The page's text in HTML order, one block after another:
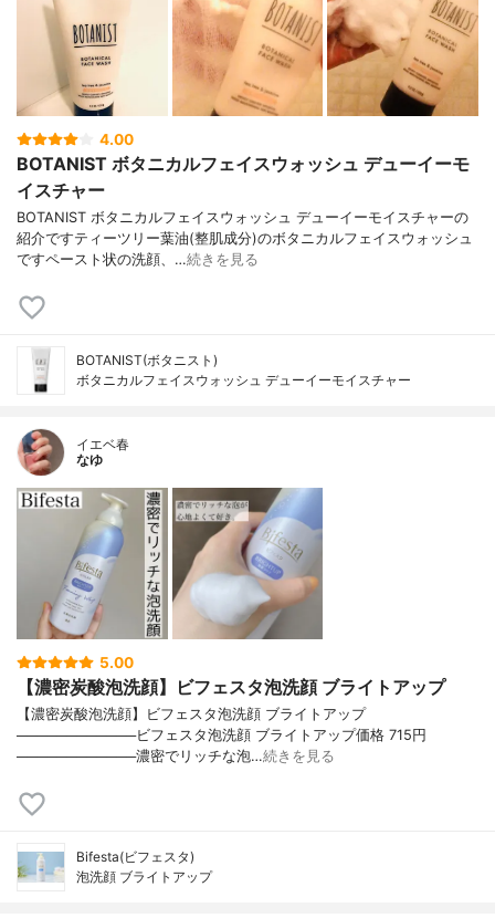
4.00
BOTANIST ボタニカルフェイスウォッシュ デューイーモ
イスチャー
BOTANIST ボタニカルフェイスウォッシュ デューイーモイスチャーの
紹介ですティーツリー葉油(整肌成分)のボタニカルフェイスウォッシュ
ですペースト状の洗顔、…続きを見る
BOTANIST(ボタニスト)
ボタニカルフェイスウォッシュ デューイーモイスチャー
イエベ春
なゆ
5.00
【濃密炭酸泡洗顔】ビフェスタ泡洗顔 ブライトアップ
【濃密炭酸泡洗顔】ビフェスタ泡洗顔 ブライトアップ
────────────ビフェスタ泡洗顔 ブライトアップ価格 715円
────────────濃密でリッチな泡…続きを見る
Bifesta(ビフェスタ)
泡洗顔 ブライトアップ